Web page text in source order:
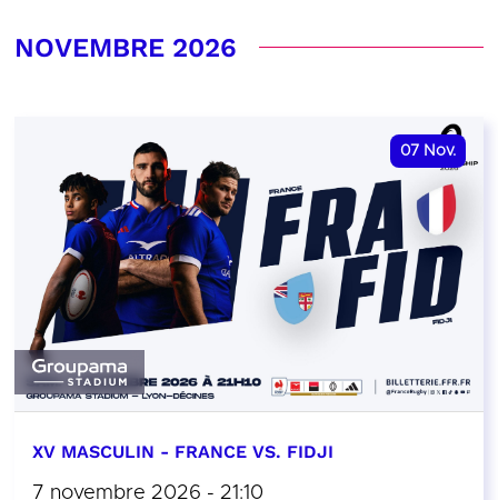
NOVEMBRE 2026
07 Nov.
XV MASCULIN - FRANCE VS. FIDJI
7 novembre 2026 - 21:10